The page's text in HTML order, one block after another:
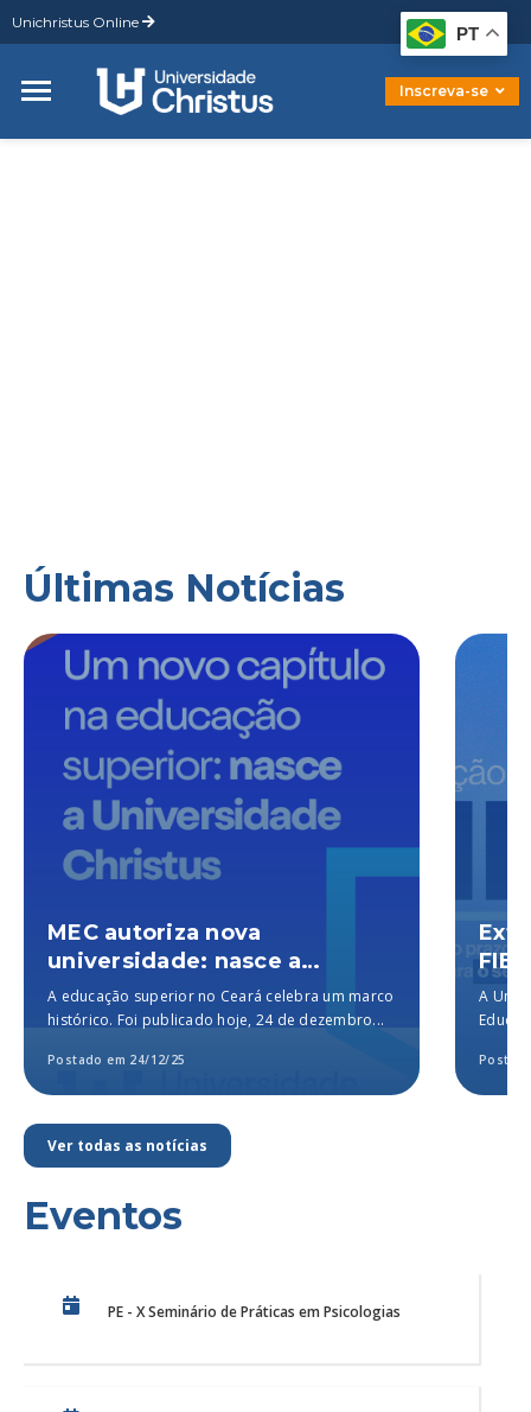
Unichristus Online
Inscreva-se
Graduação
Pós-Graduação
Mestrado
Doutorado
Últimas Notícias
MEC autoriza nova
universidade: nasce a
Universidade Christus, a
melhor particular do Brasil,
A educação superior no Ceará celebra um marco
histórico. Foi publicado hoje, 24 de dezembro...
Postado em 24/12/25
FIES
A
Ver todas as notícias
Eventos
PE - X Seminário de Práticas em Psicologias
PT